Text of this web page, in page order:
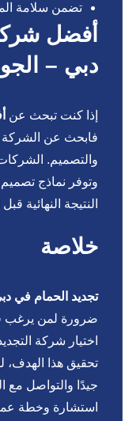
تضمن سلامة
أفضل
دبي –
إذا كنت تبحث عن
فابحث عن الشركة
والتصميم.
وتوفر نماذج تصميم
النتيجة النهائية قبل
خلاصة
تجديد الحمام في
ضرورة لمن يرغب
اختيار شركة
تحقيق هذا الهدف،
جيدًا والتواصل
استشارة وخطة